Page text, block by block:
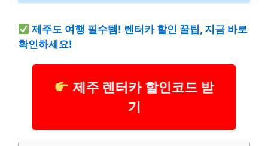
제주도 여행 필수템! 렌터카 할인 꿀팁, 지금 바로
확인하세요!
제주 렌터카 할인코드 받
기